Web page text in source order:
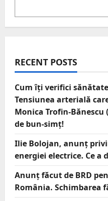
RECENT POSTS
Cum îți verifici
Tensiunea arterială
Monica Trofin-
de bun-simț!
Ilie Bolojan, anunț
energiei electrice. Ce a
Anunț făcut de BRD
România. Schimbarea